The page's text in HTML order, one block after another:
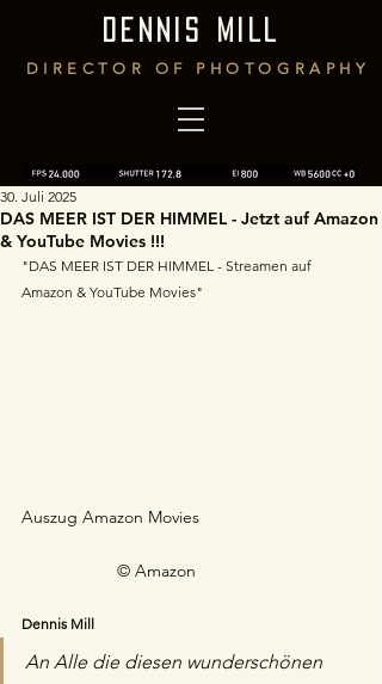
DENNIS MILL
DIRECTOR OF PHOTOGRAPHY
DAS MEER IST DER HIMMEL - Jetzt auf Amazon
& YouTube Movies !!!
30. Juli 2025
"DAS MEER IST DER HIMMEL - Streamen auf
Amazon & YouTube Movies"
Auszug Amazon Movies
© Amazon
Dennis Mill
An Alle die diesen wunderschönen